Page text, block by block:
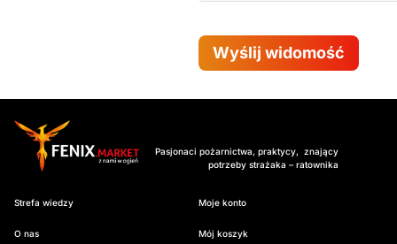
Wyślij widomość
Pasjonaci pożarnictwa, praktycy, znający
potrzeby strażaka – ratownika
Strefa wiedzy
O nas
Moje konto
Mój koszyk